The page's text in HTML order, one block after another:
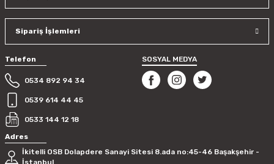
Gönder
Sipariş İşlemleri
Telefon
0534 892 94 34
0539 614 44 45
0533 144 12 18
SOSYAL MEDYA
Adres
İkitelli OSB Dolapdere Sanayi Sitesi 8.ada no:45-46 Başakşehir -
İstanbul